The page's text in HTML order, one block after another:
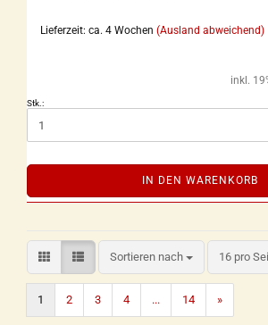
Lieferzeit: ca. 4 Wochen (Ausland abweichend)
inkl.
Stk.:
IN DEN WARENKORB
Sortieren nach 16 pro
1 2 3 4 ... 14 »